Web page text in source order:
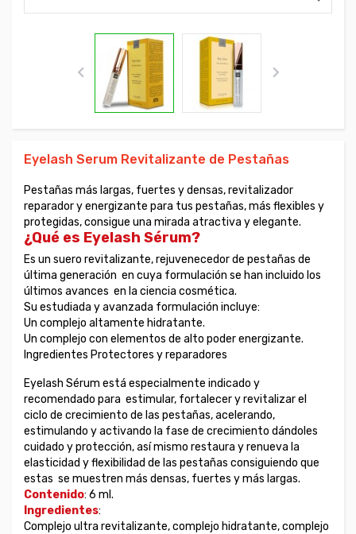
 
Eyelash Serum Revitalizante de Pestañas
Pestañas más largas, fuertes y densas, revitalizador
reparador y energizante para tus pestañas, más flexibles y
protegidas, consigue una mirada atractiva y elegante.
¿Qué es Eyelash Sérum?
Es un suero revitalizante, rejuvenecedor de pestañas de
última generación en cuya formulación se han incluido los
últimos avances en la ciencia cosmética.
Su estudiada y avanzada formulación incluye:
Un complejo altamente hidratante.
Un complejo con elementos de alto poder energizante.
Ingredientes Protectores y reparadores
Eyelash Sérum está especialmente indicado y
recomendado para estimular, fortalecer y revitalizar el
ciclo de crecimiento de las pestañas, acelerando,
estimulando y activando la fase de crecimiento dándoles
cuidado y protección, así mismo restaura y renueva la
elasticidad y flexibilidad de las pestañas consiguiendo que
estas se muestren más densas, fuertes y más largas.
Contenido: 6 ml.
Ingredientes:
Complejo ultra revitalizante, complejo hidratante, complejo